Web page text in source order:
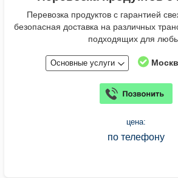
Перевозка продуктов с гарантией
безопасная доставка на различных
подходящих для
Основные услуги
цена:
по телефону